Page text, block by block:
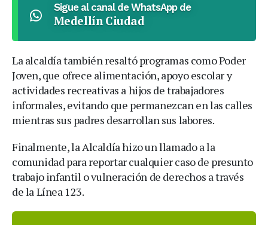
Sigue al canal de WhatsApp de
Medellín Ciudad
La alcaldía también resaltó programas como Poder
Joven, que ofrece alimentación, apoyo escolar y
actividades recreativas a hijos de trabajadores
informales, evitando que permanezcan en las calles
mientras sus padres desarrollan sus labores.
Finalmente, la Alcaldía hizo un llamado a la
comunidad para reportar cualquier caso de presunto
trabajo infantil o vulneración de derechos a través
de la Línea 123.